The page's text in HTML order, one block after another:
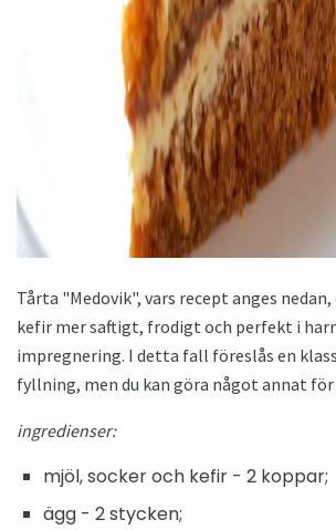
Tårta "Medovik", vars recept anges
kefir mer saftigt, frodigt och perfekt i
impregnering. I detta fall föreslås en
fyllning, men du kan göra något annat för
ingredienser:
mjöl, socker och kefir - 2 koppar;
ägg - 2 stycken;